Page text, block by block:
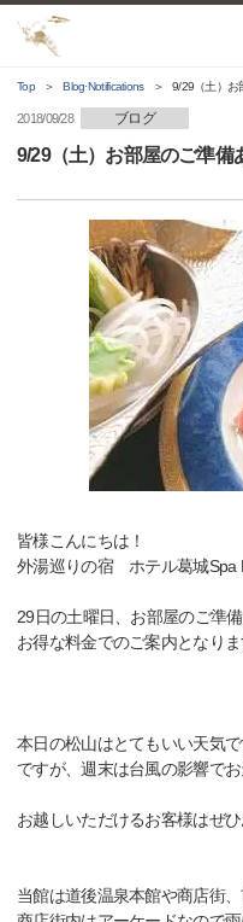
Top Blog·Notifications 9/29（土）お
2018/09/28 ブログ
9/29（土）お部屋のご準備
皆様こんにちは！
外湯巡りの宿 ホテル葛城Spa
29日の土曜日、お部屋のご準備
お得な料金でのご案内となり
本日の松山はとてもいい天気で
ですが、週末は台風の影響で
お越しいただけるお客様はぜ
当館は道後温泉本館や商店街、